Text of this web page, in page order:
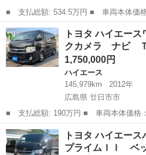
■ 支払総額: 534.5万円 ■ 車両本体価格： 5,098,000 円 ■ メーカ
ー名： トヨタ ■ 車種名： ハイエー
ーパーＧＬ ダークプライムＩＩ Ｒ
４ＷＤ ...
岡山 岡山市 ハイエース
トヨタ ハイエー
クカメラ ナビ
1,750,000円
ハイエース
145,979km
2012年
広島県 廿日市市
■ 支払総額: 190万円 ■ 車両本体価格： 1,750,000 円 ■ メーカー
名： トヨタ ■ 車種名： ハイエース
Ｌ ＥＴＣ バックカメラ ナビ ＴＶ
ライト エ...
広島 廿日市市 ハイエース
トヨタ ハイエー
プライムＩＩ ベ